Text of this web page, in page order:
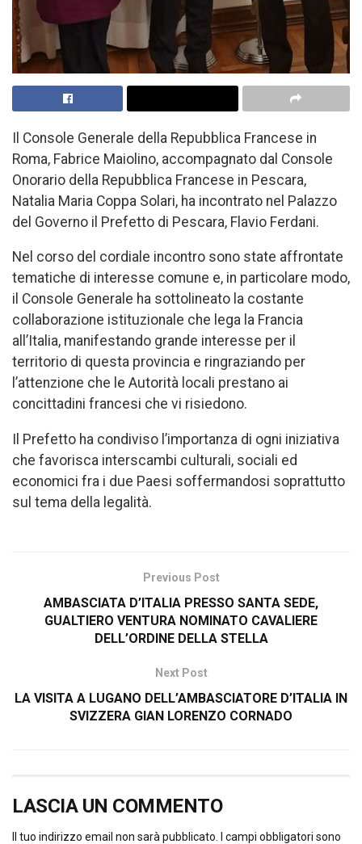
Il Console Generale della Repubblica Francese in
Roma, Fabrice Maiolino, accompagnato dal Console
Onorario della Repubblica Francese in Pescara,
Natalia Maria Coppa Solari, ha incontrato nel Palazzo
del Governo il Prefetto di Pescara, Flavio Ferdani.
Nel corso del cordiale incontro sono state affrontate
tematiche di interesse comune e, in particolare modo,
il Console Generale ha sottolineato la costante
collaborazione istituzionale che lega la Francia
all’Italia, manifestando grande interesse per il
territorio di questa provincia e ringraziando per
l’attenzione che le Autorità locali prestano ai
concittadini francesi che vi risiedono.
Il Prefetto ha condiviso l’importanza di ogni iniziativa
che favorisca interscambi culturali, sociali ed
economici fra i due Paesi soffermandosi soprattutto
sul tema della legalità.
Previous Post
AMBASCIATA D’ITALIA PRESSO SANTA SEDE,
GUALTIERO VENTURA NOMINATO CAVALIERE
DELL’ORDINE DELLA STELLA
Next Post
LA VISITA A LUGANO DELL’AMBASCIATORE D’ITALIA IN
SVIZZERA GIAN LORENZO CORNADO
LASCIA UN COMMENTO
Il tuo indirizzo email non sarà pubblicato.
I campi obbligatori sono